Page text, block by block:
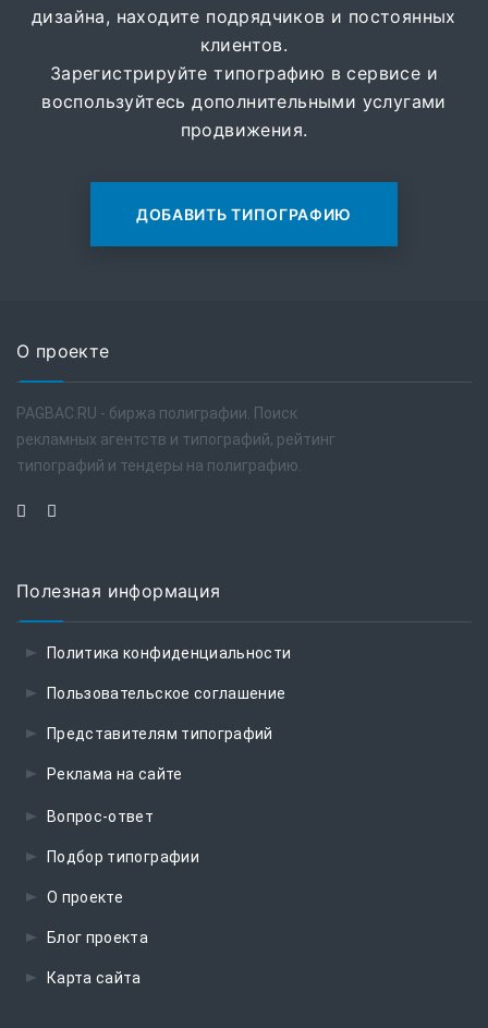
дизайна, находите подрядчиков и постоянных
клиентов.
Зарегистрируйте типографию в сервисе и
воспользуйтесь дополнительными услугами
продвижения.
ДОБАВИТЬ ТИПОГРАФИЮ
О проекте
PAGBAC.RU - биржа полиграфии. Поиск
рекламных агентств и типографий, рейтинг
типографий и тендеры на полиграфию.
Полезная информация
Политика конфиденциальности
Пользовательское соглашение
Представителям типографий
Реклама на сайте
Вопрос-ответ
Подбор типографии
О проекте
Блог проекта
Карта сайта